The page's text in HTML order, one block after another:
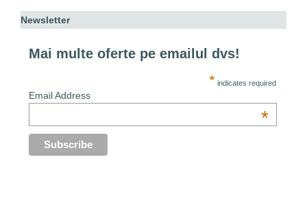
Newsletter
Mai multe oferte pe emailul dvs!
* indicates required
Email Address
*